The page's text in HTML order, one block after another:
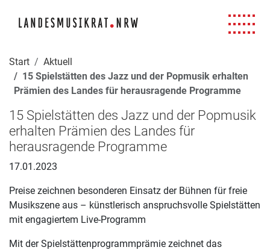
Start
Aktuell
15 Spielstätten des Jazz und der Popmusik erhalten
Prämien des Landes für herausragende Programme
15 Spielstätten des Jazz und der Popmusik
erhalten Prämien des Landes für
herausragende Programme
17.01.2023
Preise zeichnen besonderen Einsatz der Bühnen für freie
Musikszene aus – künstlerisch anspruchsvolle Spielstätten
mit engagiertem Live-Programm
Mit der Spielstättenprogrammprämie zeichnet das